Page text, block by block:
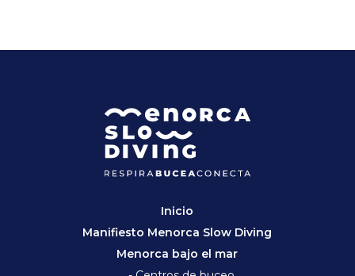
Inicio
Manifiesto Menorca Slow Diving
Menorca bajo el mar